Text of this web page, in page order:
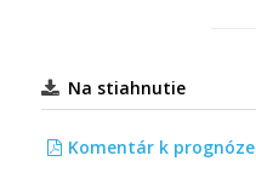
Na stiahnutie
Komentár k prognóze